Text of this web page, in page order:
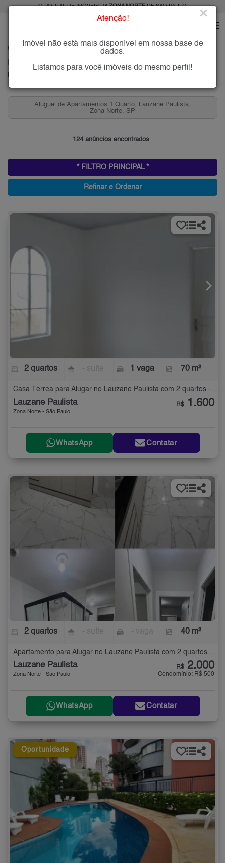
O PORTAL DE IMÓVEIS DAZONA NORTEDE SÃO PAULO
LAUZANE PAULISTA
Aluguel de Apartamentos 1 Quarto, Lauzane Paulista,
Zona Norte, SP
124 anúncios encontrados
* FILTRO PRINCIPAL *
Refinar e Ordenar
2 quartos 1 vaga 70 m²
Casa Térrea para Alugar no Lauzane Paulista com 2 quartos - 70 m²
Lauzane Paulista
Zona Norte - São Paulo
R$ 1.600
WhatsApp Contatar
2 quartos 40 m²
Apartamento para Alugar no Lauzane Paulista com 2 quartos - 40 m²
Lauzane Paulista
Zona Norte - São Paulo
R$ 2.000
Condomínio: R$ 500
WhatsApp Contatar
Oportunidade
Atenção! ×
Imóvel não está mais disponível em nossa base de
dados.
Listamos para você imóveis do mesmo perfil!